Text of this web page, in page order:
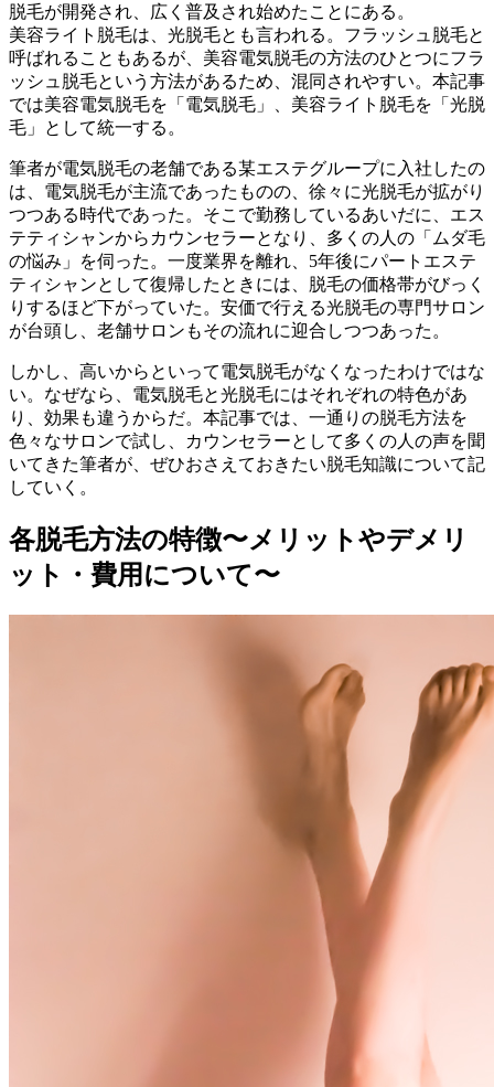
脱毛が開発され、広く普及され始めたことにある。
美容ライト脱毛は、光脱毛とも言われる。フラッシュ脱毛と
呼ばれることもあるが、美容電気脱毛の方法のひとつにフラ
ッシュ脱毛という方法があるため、混同されやすい。本記事
では美容電気脱毛を「電気脱毛」、美容ライト脱毛を「光脱
毛」として統一する。
筆者が電気脱毛の老舗である某エステグループに入社したの
は、電気脱毛が主流であったものの、徐々に光脱毛が拡がり
つつある時代であった。そこで勤務しているあいだに、エス
テティシャンからカウンセラーとなり、多くの人の「ムダ毛
の悩み」を伺った。一度業界を離れ、5年後にパートエステ
ティシャンとして復帰したときには、脱毛の価格帯がびっく
りするほど下がっていた。安価で行える光脱毛の専門サロン
が台頭し、老舗サロンもその流れに迎合しつつあった。
しかし、高いからといって電気脱毛がなくなったわけではな
い。なぜなら、電気脱毛と光脱毛にはそれぞれの特色があ
り、効果も違うからだ。本記事では、一通りの脱毛方法を
色々なサロンで試し、カウンセラーとして多くの人の声を聞
いてきた筆者が、ぜひおさえておきたい脱毛知識について記
していく。
各脱毛方法の特徴〜メリットやデメリ
ット・費用について〜